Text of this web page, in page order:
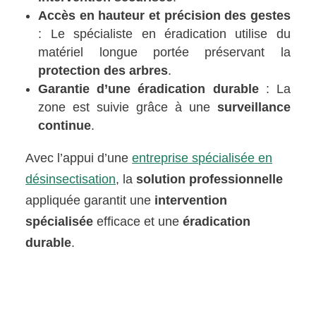
Accès en hauteur et précision des gestes
: Le spécialiste en éradication utilise du
matériel longue portée préservant la
protection des arbres.
Garantie d’une éradication durable: La
zone est suivie grâce à une surveillance
continue.
Avec l’appui d’uneentreprise spécialisée en
désinsectisation, lasolution professionnelle
appliquée garantit une intervention
spécialisée efficace et uneéradication
durable.